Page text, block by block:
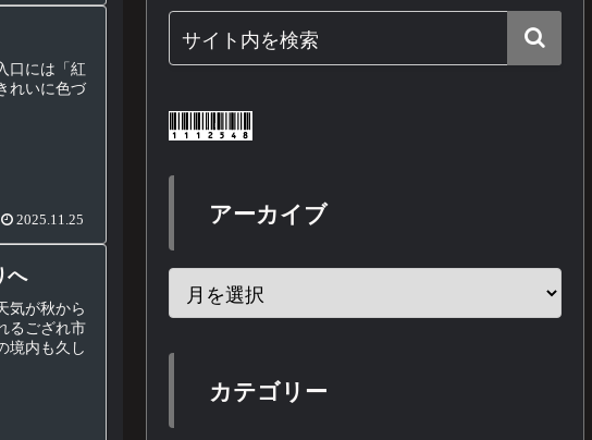
口には「紅
れいに色づ
2025.11.25
へ
気が秋から
るござれ市
境内も久し
アーカイブ
カテゴリー